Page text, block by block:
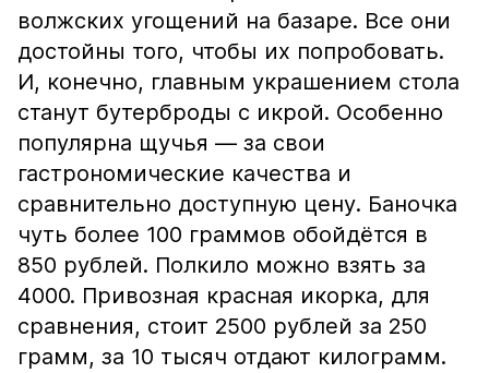
волжских угощений на базаре. Все они
достойны того, чтобы их попробовать.
И, конечно, главным украшением стола
станут бутерброды с икрой. Особенно
популярна щучья — за свои
гастрономические качества и
сравнительно доступную цену. Баночка
чуть более 100 граммов обойдётся в
850 рублей. Полкило можно взять за
4000. Привозная красная икорка, для
сравнения, стоит 2500 рублей за 250
грамм, за 10 тысяч отдают килограмм.